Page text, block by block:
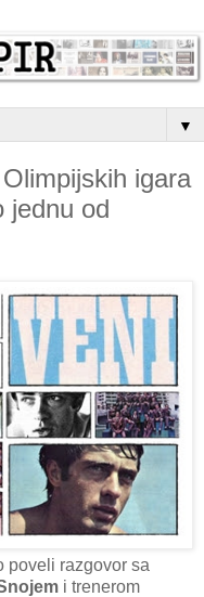
▼
igara
jednu od
poveli razgovor sa
i trenerom